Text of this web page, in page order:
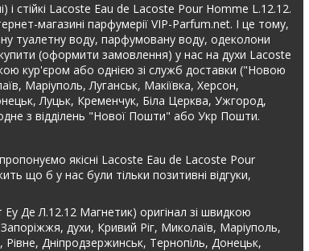
і стійкі Lacoste Eau de Lacoste Pour Homme L.12.12.
магазині парфумерії VIP-Parfum.net. І це тому,
туалетну воду, парфумовану воду, одеколони
(оформити замовлення) у нас на духи Lacoste
кур'єром або однією зі служб доставки ("Новою
Маріуполь, Луганськ, Макіївка, Херсон,
Луцьк, Кременчук, Біла Церква, Ужгород,
з відділень "Нової Пошти" або Укр Пошти.
якісні Lacoste Eau de Lacoste Pour
що б у нас були тільки позитивні відгуки,
Де Л.12.12 Магнетик) оригінал зі швидкою
духи, Кривий Ріг, Миколаїв, Маріуполь,
Дніпродзержинськ, Тернопіль, Донецьк,